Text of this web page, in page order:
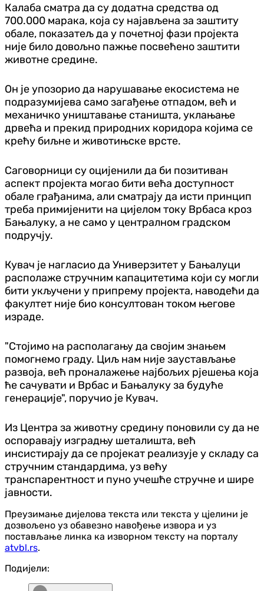
Калаба сматра да су додатна средства од
700.000 марака, која су најављена за заштиту
обале, показатељ да у почетној фази пројекта
није било довољно пажње посвећено заштити
животне средине.
Он је упозорио да нарушавање екосистема не
подразумијева само загађење отпадом, већ и
механичко уништавање станишта, уклањање
дрвећа и прекид природних коридора којима се
крећу биљне и животињске врсте.
Саговорници су оцијенили да би позитиван
аспект пројекта могао бити већа доступност
обале грађанима, али сматрају да исти принцип
треба примијенити на цијелом току Врбаса кроз
Бањалуку, а не само у централном градском
подручју.
Кувач је нагласио да Универзитет у Бањалуци
располаже стручним капацитетима који су могли
бити укључени у припрему пројекта, наводећи да
факултет није био консултован током његове
израде.
"Стојимо на располагању да својим знањем
помогнемо граду. Циљ нам није заустављање
развоја, већ проналажење најбољих рјешења која
ће сачувати и Врбас и Бањалуку за будуће
генерације", поручио је Кувач.
Из Центра за животну средину поновили су да не
оспоравају изградњу шеталишта, већ
инсистирају да се пројекат реализује у складу са
стручним стандардима, уз већу
транспарентност и пуно учешће стручне и шире
јавности.
Преузимање дијелова текста или текста у цјелини је
дозвољено уз обавезно навођење извора и уз
постављање линка ка изворном тексту на порталу
atvbl.rs.
Подијели: